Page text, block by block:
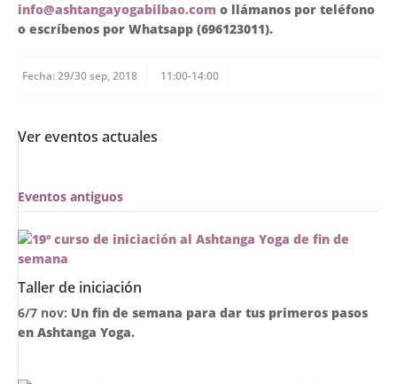
info@ashtangayogabilbao.com o llámanos por teléfono
o escríbenos por Whatsapp (696123011).
Fecha: 29/30 sep, 2018 11:00-14:00
Ver eventos actuales
Eventos antiguos
Taller de iniciación
6/7 nov: Un fin de semana para dar tus primeros pasos
en Ashtanga Yoga.